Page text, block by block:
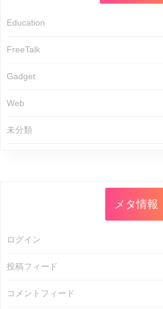
Education
FreeTalk
Gadget
Web
未分類
メタ情報
ログイン
投稿フィード
コメントフィード